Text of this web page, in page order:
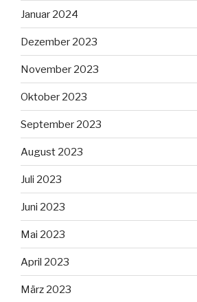
Januar 2024
Dezember 2023
November 2023
Oktober 2023
September 2023
August 2023
Juli 2023
Juni 2023
Mai 2023
April 2023
März 2023